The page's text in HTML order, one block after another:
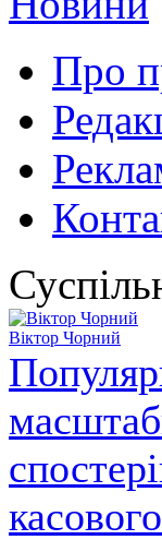
Про
Віктор Чорний